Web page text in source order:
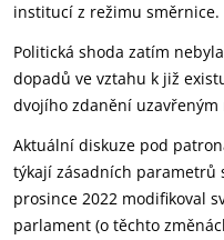
institucí z režimu směrnice.
Politická shoda zatím
dopadů ve vztahu k již
dvojího zdanění uzavřeným
Aktuální diskuze pod
týkají zásadních parametrů
prosince 2022 modifikoval
parlament (o těchto